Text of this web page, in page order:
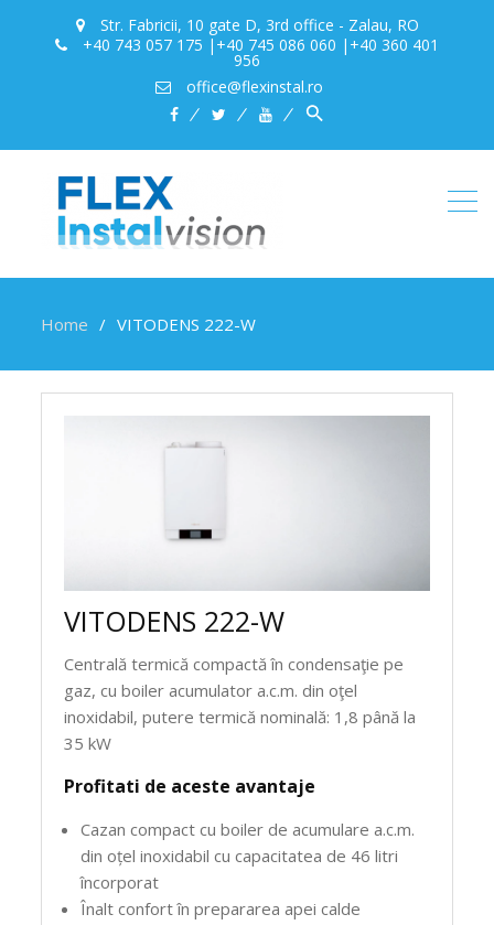
Str. Fabricii, 10 gate D, 3rd office - Zalau, RO
+40 743 057 175 |+40 745 086 060 |+40 360 401
956
office@flexinstal.ro
facebooktwitteryoutube
Search
Search Button
Home VITODENS 222-W
VITODENS 222-W
Centrală termică compactă în condensaţie pe
gaz, cu boiler acumulator a.c.m. din oţel
inoxidabil, putere termică nominală: 1,8 până la
35 kW
Profitati de aceste avantaje
Cazan compact cu boiler de acumulare a.c.m.
din oțel inoxidabil cu capacitatea de 46 litri
încorporat
Înalt confort în prepararea apei calde